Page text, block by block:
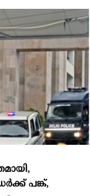
പങ്ക്,
പിന്നില്‍ ആസൂത്രിത